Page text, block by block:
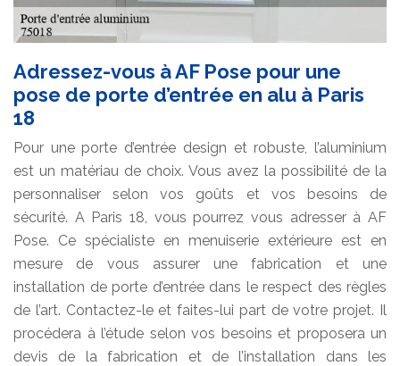
Adressez-vous à AF Pose pour une
pose de porte d’entrée en alu à Paris
18
Pour une porte d’entrée design et robuste, l’aluminium
est un matériau de choix. Vous avez la possibilité de la
personnaliser selon vos goûts et vos besoins de
sécurité. A Paris 18, vous pourrez vous adresser à AF
Pose. Ce spécialiste en menuiserie extérieure est en
mesure de vous assurer une fabrication et une
installation de porte d’entrée dans le respect des règles
de l’art. Contactez-le et faites-lui part de votre projet. Il
procédera à l’étude selon vos besoins et proposera un
devis de la fabrication et de l’installation dans les